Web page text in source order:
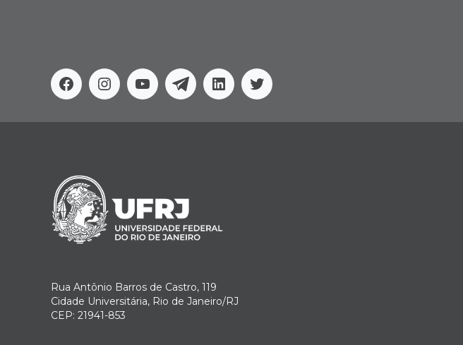
FacebookInstagram
YoutubeTelegramLinkedinTwitter
Rua Antônio Barros de Castro, 119
Cidade Universitária, Rio de Janeiro/RJ
CEP: 21941-853